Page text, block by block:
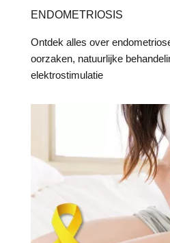
ENDOMETRIOSIS
Ontdek alles over
oorzaken, natuurlijke
elektrostimulatie